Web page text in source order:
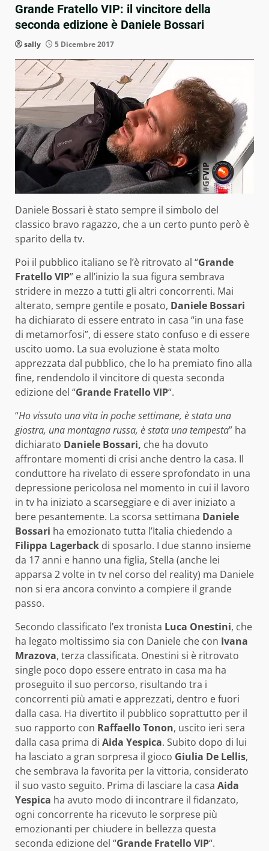
Grande Fratello VIP: il vincitore della
seconda edizione è Daniele Bossari
sally 5 Dicembre 2017
Daniele Bossari è stato sempre il simbolo del
classico bravo ragazzo, che a un certo punto però è
sparito della tv.
Poi il pubblico italiano se l’è ritrovato al “Grande
Fratello VIP” e all’inizio la sua figura sembrava
stridere in mezzo a tutti gli altri concorrenti. Mai
alterato, sempre gentile e posato, Daniele Bossari
ha dichiarato di essere entrato in casa “in una fase
di metamorfosi”, di essere stato confuso e di essere
uscito uomo. La sua evoluzione è stata molto
apprezzata dal pubblico, che lo ha premiato fino alla
fine, rendendolo il vincitore di questa seconda
edizione del “Grande Fratello VIP“.
“Ho vissuto una vita in poche settimane, è stata una
giostra, una montagna russa, è stata una tempesta” ha
dichiarato Daniele Bossari, che ha dovuto
affrontare momenti di crisi anche dentro la casa. Il
conduttore ha rivelato di essere sprofondato in una
depressione pericolosa nel momento in cui il lavoro
in tv ha iniziato a scarseggiare e di aver iniziato a
bere pesantemente. La scorsa settimana Daniele
Bossari ha emozionato tutta l’Italia chiedendo a
Filippa Lagerback di sposarlo. I due stanno insieme
da 17 anni e hanno una figlia, Stella (anche lei
apparsa 2 volte in tv nel corso del reality) ma Daniele
non si era ancora convinto a compiere il grande
passo.
Secondo classificato l’ex tronista Luca Onestini, che
ha legato moltissimo sia con Daniele che con Ivana
Mrazova, terza classificata. Onestini si è ritrovato
single poco dopo essere entrato in casa ma ha
proseguito il suo percorso, risultando tra i
concorrenti più amati e apprezzati, dentro e fuori
dalla casa. Ha divertito il pubblico soprattutto per il
suo rapporto con Raffaello Tonon, uscito ieri sera
dalla casa prima di Aida Yespica. Subito dopo di lui
ha lasciato a gran sorpresa il gioco Giulia De Lellis,
che sembrava la favorita per la vittoria, considerato
il suo vasto seguito. Prima di lasciare la casa Aida
Yespica ha avuto modo di incontrare il fidanzato,
ogni concorrente ha ricevuto le sorprese più
emozionanti per chiudere in bellezza questa
seconda edizione del “Grande Fratello VIP“.